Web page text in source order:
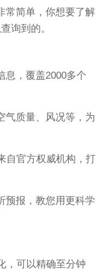
常简单，你想要了解
询到的。
息，覆盖2000多个
气质量、风况等，为
自官方权威机构，打
预报，教您用更科学
，可以精确至分钟